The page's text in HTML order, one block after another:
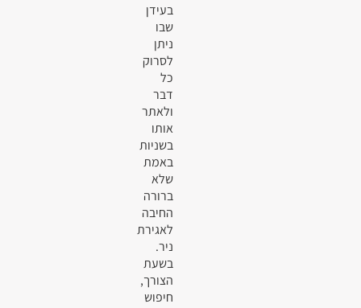
בעידן
שבו
ניתן
לסרוק
כל
דבר
ולאתר
אותו
בשניות
באמת
שלא
ברורה
החיבה
לאגירת
ניר.
בשעת
הצורך,
חיפוש